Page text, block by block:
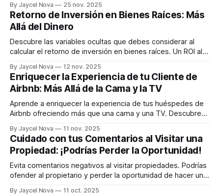
para encontrar la propiedad de tus sueños.
By Jaycel Nova 25 nov. 2025
Retorno de Inversión en Bienes Raíces: Más
Allá del Dinero
Descubre las variables ocultas que debes considerar al
calcular el retorno de inversión en bienes raíces. Un ROI alto
costos ocultos y el impacto emocional.
By Jaycel Nova 12 nov. 2025
Enriquecer la Experiencia de tu Cliente de
Airbnb: Más Allá de la Cama y la TV
Aprende a enriquecer la experiencia de tus huéspedes de
Airbnb ofreciendo más que una cama y una TV. Descubre
locales y obtener mejores reseñas.
By Jaycel Nova 11 nov. 2025
Cuidado con tus Comentarios al Visitar una
Propiedad: ¡Podrías Perder la Oportunidad!
Evita comentarios negativos al visitar propiedades. Podrías
ofender al propietario y perder la oportunidad de hacer una
By Jaycel Nova 11 oct. 2025